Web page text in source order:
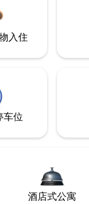
入住
车位
酒店式公寓